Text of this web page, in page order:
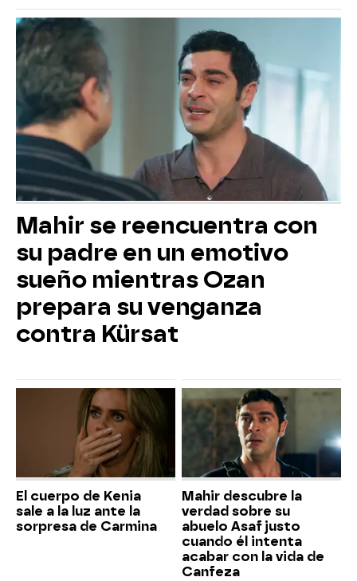
Mahir se reencuentra con
su padre en un emotivo
sueño mientras Ozan
prepara su venganza
contra Kürsat
El cuerpo de Kenia
sale a la luz ante la
sorpresa de Carmina
Mahir descubre la
verdad sobre su
abuelo Asaf justo
cuando él intenta
acabar con la vida de
Canfeza